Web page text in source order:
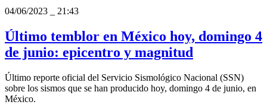
04/06/2023
21:43
Último temblor en México hoy, domingo 4
de junio: epicentro y magnitud
Último reporte oficial del Servicio Sismológico Nacional (SSN)
sobre los sismos que se han producido hoy, domingo 4 de junio, en
México.